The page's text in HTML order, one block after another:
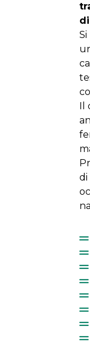
Il
di